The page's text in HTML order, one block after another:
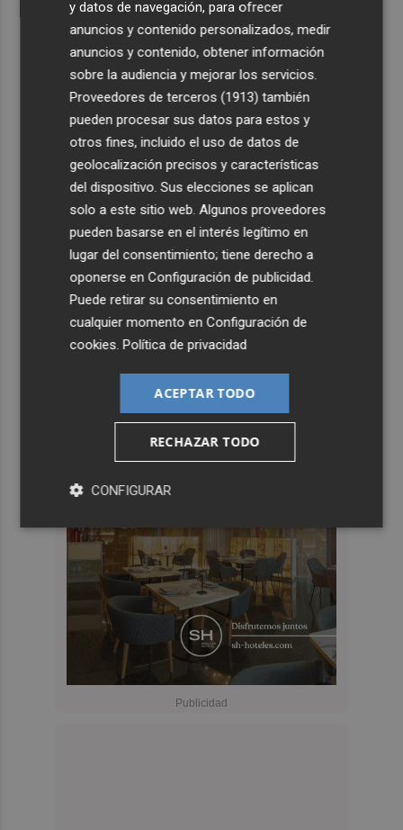
y datos de navegación, para ofrecer
anuncios y contenido personalizados, medir
anuncios y contenido, obtener información
sobre la audiencia y mejorar los servicios.
Proveedores de terceros (1913) también
pueden procesar sus datos para estos y
otros fines, incluido el uso de datos de
geolocalización precisos y características
del dispositivo. Sus elecciones se aplican
solo a este sitio web. Algunos proveedores
pueden basarse en el interés legítimo en
lugar del consentimiento; tiene derecho a
oponerse enConfiguración de publicidad
Puede retirar su consentimiento en
cualquier momento enConfiguración de
cookies .Política de privacidad
ACEPTAR TODO
RECHAZAR TODO
CONFIGURAR